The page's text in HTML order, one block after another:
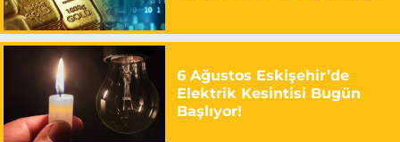
6 Ağustos Eskişehir’de
Elektrik Kesintisi Bugün
Başlıyor!